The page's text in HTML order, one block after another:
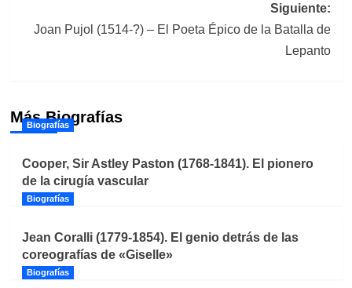
Siguiente:
Joan Pujol (1514-?) – El Poeta Épico de la Batalla de
Lepanto
Más Biografías
Biografías
Cooper, Sir Astley Paston (1768-1841). El pionero
de la cirugía vascular
Biografías
Jean Coralli (1779-1854). El genio detrás de las
coreografías de «Giselle»
Biografías